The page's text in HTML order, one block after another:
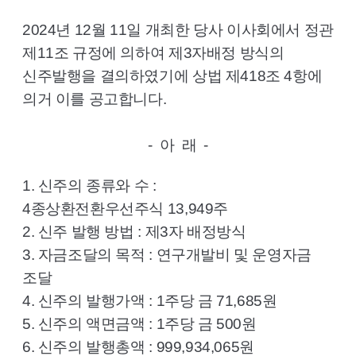
2024년 12월 11일 개최한 당사 이사회에서 정관
제11조 규정에 의하여 제3자배정 방식의
신주발행을 결의하였기에 상법 제418조 4항에
의거 이를 공고합니다.
- 아 래-
1. 신주의 종류와 수 :
4종상환전환우선주식 13,949주
2. 신주 발행 방법 : 제3자 배정방식
3. 자금조달의 목적 : 연구개발비 및 운영자금
조달
4. 신주의 발행가액 : 1주당 금 71,685원
5. 신주의 액면금액 : 1주당 금 500원
6. 신주의 발행총액 : 999,934,065원